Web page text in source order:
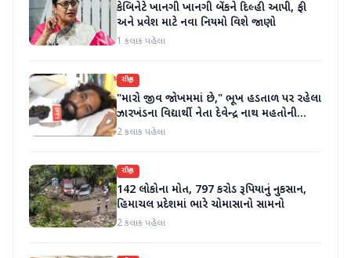
કેબિનેટે ખાનગી ખાનગી બેંકને દિલ્હી આપી, ફી
અને પ્રવેશ માટે નવા નિયમો વિશે જાણો
1 કલાક પહેલા
રાષ્ટ્રીય
"મારો જીવ જોખમમાં છે," ભૂખ હડતાળ પર રહેલા
ઝારખંડના વિદ્યાર્થી નેતા દેવેન્દ્ર નાથ મહતોની
તબિયત ખરાબ
2 કલાક પહેલા
રાષ્ટ્રીય
142 લોકોના મોત, 797 કરોડ રૂપિયાનું નુકસાન,
હિમાચલ પ્રદેશમાં ભારે ચોમાસાનો સામનો
2 કલાક પહેલા